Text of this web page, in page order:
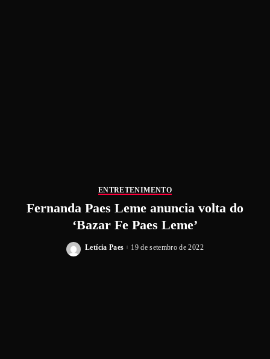
ENTRETENIMENTO
Fernanda Paes Leme anuncia volta do
‘Bazar Fe Paes Leme’
Letícia Paes 19 de setembro de 2022